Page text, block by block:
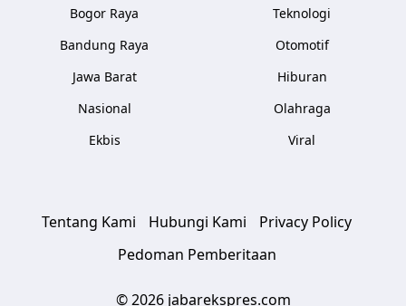
Bogor Raya
Bandung Raya
Jawa Barat
Nasional
Ekbis
Teknologi
Otomotif
Hiburan
Olahraga
Viral
Tentang Kami Hubungi Kami
Privacy Policy
Pedoman Pemberitaan
© 2026 jabarekspres.com